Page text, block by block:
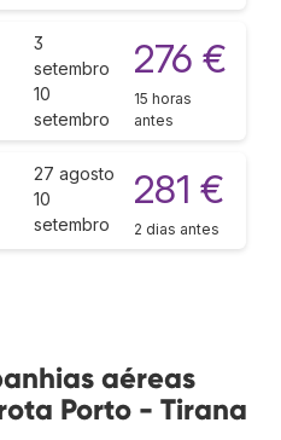
3
setembro
10
setembro
276 €
15 horas
antes
27 agosto
10
setembro
281 €
2 dias antes
aéreas
Porto - Tirana